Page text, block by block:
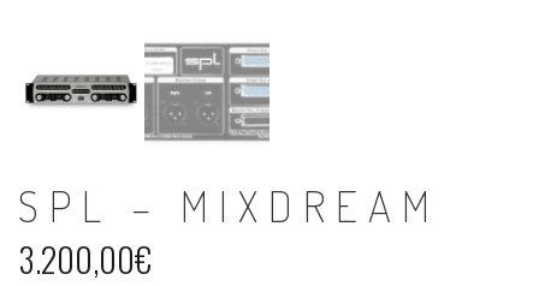
SPL – MIXDREAM
3.200,00€